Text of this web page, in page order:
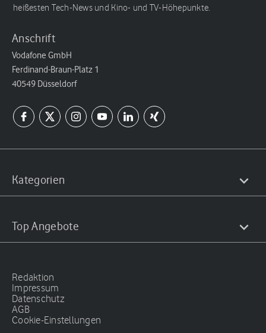
heißesten Tech-News und Kino- und TV-Höhepunkte.
Anschrift
Vodafone GmbH
Ferdinand-Braun-Platz 1
40549 Düsseldorf
Kategorien
Top Angebote
Redaktion
Impressum
Datenschutz
AGB
Cookie-Einstellungen